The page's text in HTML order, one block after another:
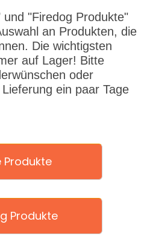
"Firedog Produkte"
an Produkten, die
Die wichtigsten
auf Lager! Bitte
oder
ein paar Tage
Produkte
Produkte